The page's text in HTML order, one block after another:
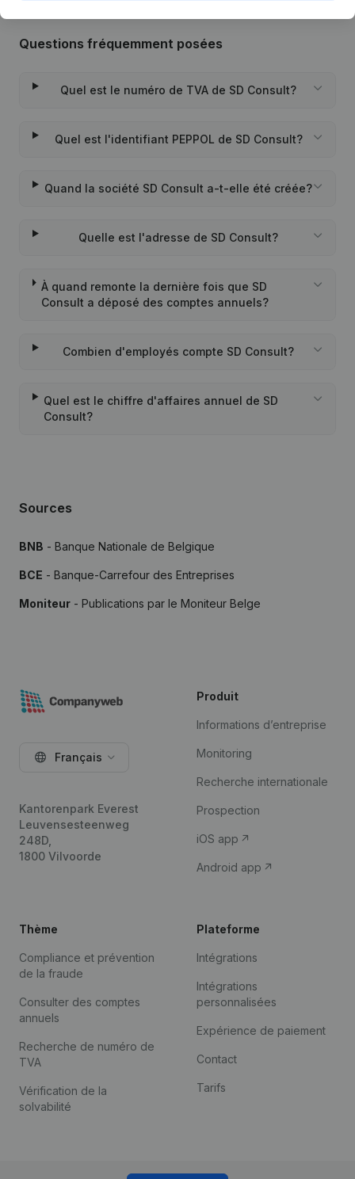
Questions fréquemment posées
Quel est le numéro de TVA de SD Consult?
Quel est l'identifiant PEPPOL de SD Consult?
Quand la société SD Consult a-t-elle été créée?
Quelle est l'adresse de SD Consult?
À quand remonte la dernière fois que SD
Consult a déposé des comptes annuels?
Combien d'employés compte SD Consult?
Quel est le chiffre d'affaires annuel de SD
Consult?
Sources
BNB - Banque Nationale de Belgique
BCE - Banque-Carrefour des Entreprises
Moniteur - Publications par le Moniteur Belge
Français
Kantorenpark Everest
Leuvensesteenweg
248D,
1800 Vilvoorde
Produit
Informations d’entreprise
Monitoring
Recherche internationale
Prospection
iOS app
Android app
Thème
Compliance et prévention
de la fraude
Consulter des comptes
annuels
Recherche de numéro de
TVA
Vérification de la
solvabilité
Plateforme
Intégrations
Intégrations
personnalisées
Expérience de paiement
Contact
Tarifs